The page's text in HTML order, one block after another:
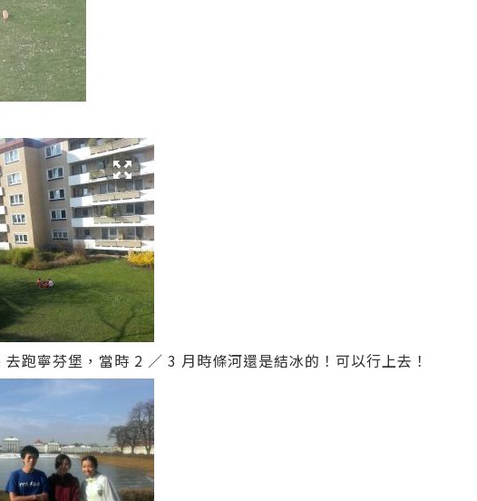
跑寧芬堡，當時 2 ／ 3 月時條河還是結冰的！可以行上去！